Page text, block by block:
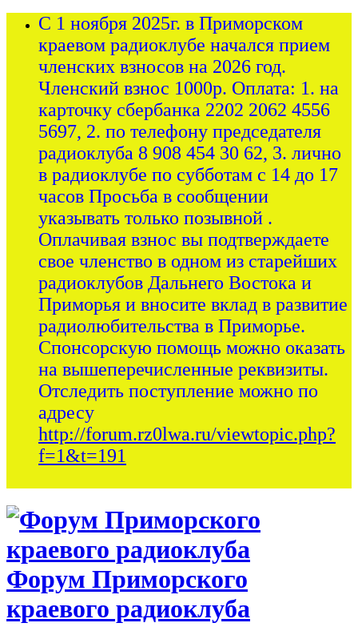
С 1 ноября 2025г. в Приморском
краевом радиоклубе начался прием
членских взносов на 2026 год.
Членский взнос 1000р. Оплата: 1. на
карточку сбербанка 2202 2062 4556
5697, 2. по телефону председателя
радиоклуба 8 908 454 30 62, 3. лично
в радиоклубе по субботам с 14 до 17
часов Просьба в сообщении
указывать только позывной .
Оплачивая взнос вы подтверждаете
свое членство в одном из старейших
радиоклубов Дальнего Востока и
Приморья и вносите вклад в развитие
радиолюбительства в Приморье.
Спонсорскую помощь можно оказать
на вышеперечисленные реквизиты.
Отследить поступление можно по
адресу
http://forum.rz0lwa.ru/viewtopic.php?
f=1&t=191
Форум Приморского
краевого радиоклуба